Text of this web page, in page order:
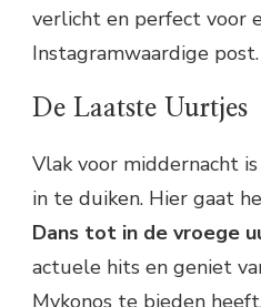
verlicht en perfect voor
Instagramwaardige post.
De Laatste Uurtjes
Vlak voor middernacht
in te duiken. Hier gaat
Dans tot in de vroege
actuele hits en geniet